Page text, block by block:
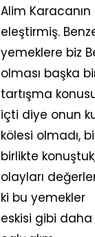
Alim
eleştirmiş.
yemeklere biz
olması başka
tartışma
içti diye onun
kölesi olmadı,
birlikte
olayları
ki bu yemekler
eskisi gibi daha